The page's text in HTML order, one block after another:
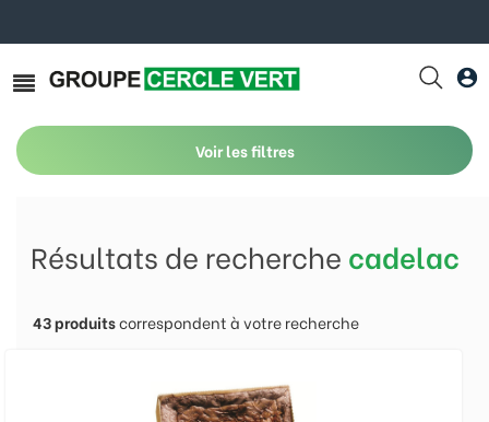
Voir les filtres
Résultats de recherche cadelac
43produitscorrespondent à votre recherche